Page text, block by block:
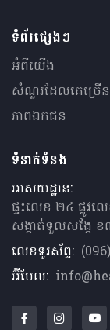
ទំព័រផ្សេងៗ
អំពីយើង
សំណួរ​ដែលគេ​ច្រើ
ភាពឯកជន
ទំនាក់ទំនង
អាសយដ្ឋាន:
ផ្ទះលេខ ២៤ ផ្លូវ
សង្កាត់ទួលសង្កែ ខ
លេខទូរស័ព្ទ:
អ៊ីមែល: